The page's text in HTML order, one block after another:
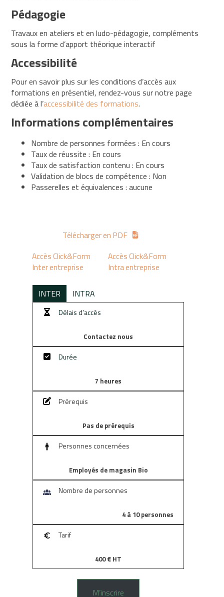
recrutement
l’alternance
Accessibilité
Actualités
Construire
démarche
Télécharger en PDF
Accès Click&Form
Inter entreprise
Accès Click&Form
Intra entreprise
INTER INTRA
Délais d’accès
Contactez nous
Durée
7 heures
Prérequis
Pas de prérequis
Personnes concernées
Employés de magasin Bio
Nombre de personnes
4 à 10 personnes
Tarif
400 € HT
M’inscrire
Pédagogie
Travaux en ateliers et en ludo-pédagogie, compléments
sous la forme d’apport théorique interactif
Accessibilité
Pour en savoir plus sur les conditions d’accès aux
formations en présentiel, rendez-vous sur notre page
dédiée à l’accessibilité des formations.
Informations complémentaires
Nombre de personnes formées : En cours
Taux de réussite : En cours
Taux de satisfaction contenu : En cours
Validation de blocs de compétence : Non
Passerelles et équivalences : aucune